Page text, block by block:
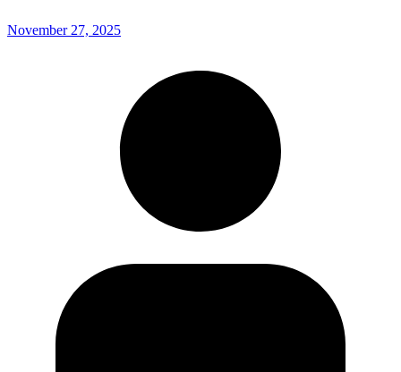
November 27, 2025